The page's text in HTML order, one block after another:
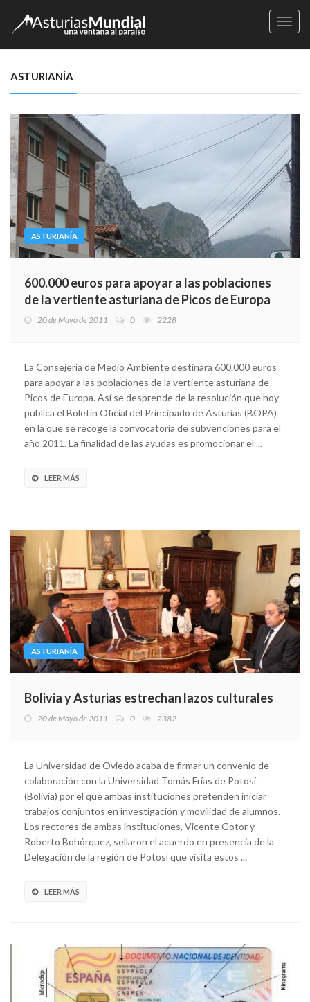
ASTURIANÍA
ASTURIANÍA
600.000 euros para apoyar a las poblaciones
de la vertiente asturiana de Picos de Europa
20 de Mayo de 2011 0 2228
La Consejería de Medio Ambiente destinará 600.000 euros
para apoyar a las poblaciones de la vertiente asturiana de
Picos de Europa. Así se desprende de la resolución que hoy
publica el Boletín Oficial del Principado de Asturias (BOPA)
en la que se recoge la convocatoria de subvenciones para el
año 2011. La finalidad de las ayudas es promocionar el ...
LEER MÁS
ASTURIANÍA
Bolivia y Asturias estrechan lazos culturales
20 de Mayo de 2011 0 2382
La Universidad de Oviedo acaba de firmar un convenio de
colaboración con la Universidad Tomás Frías de Potosí
(Bolivia) por el que ambas instituciones pretenden iniciar
trabajos conjuntos en investigación y movilidad de alumnos.
Los rectores de ambas instituciones, Vicente Gotor y
Roberto Bohórquez, sellaron el acuerdo en presencia de la
Delegación de la región de Potosí que visita estos ...
LEER MÁS